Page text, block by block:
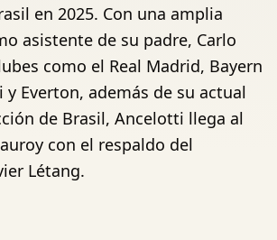
en 2025. Con una amplia
asistente de su padre, Carlo
como el Real Madrid, Bayern
Everton, además de su actual
de Brasil, Ancelotti llega al
con el respaldo del
Létang.